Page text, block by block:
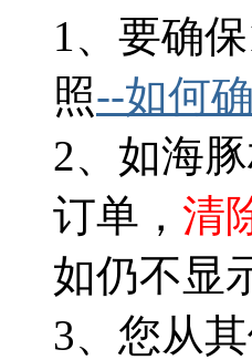
1、要确
照--如何
2、如海
订单， 清
如仍不显
3、您从